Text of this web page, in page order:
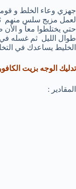
جهزي وعاء الخلط و
لعمل مزيج سلس منهم ثم
حتي يختلطوا معاً و
طوال الليل ثم غسله في
الخليط يساعدك في
تدليك الوجه بزيت
المقادير :